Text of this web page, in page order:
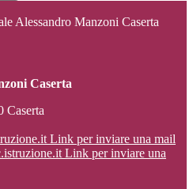
Alessandro Manzoni Caserta
Caserta
Caserta
Link per inviare una mail
Link per inviare una